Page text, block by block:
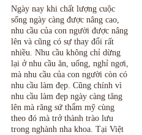
Ngày nay khi chất lượng cuộc
sống ngày càng được nâng cao,
nhu cầu của con người được nâng
lên và cũng có sự thay đổi rất
nhiều. Nhu cầu không chỉ dừng
lại ở nhu cầu ăn, uống, nghỉ ngơi,
mà nhu cầu của con người còn có
nhu cầu làm đẹp. Cũng chính vì
nhu cầu làm đẹp ngày càng tăng
lên mà răng sứ thẩm mỹ cùng
theo đó mà trở thành trào lưu
trong nghành nha khoa. Tại Việt